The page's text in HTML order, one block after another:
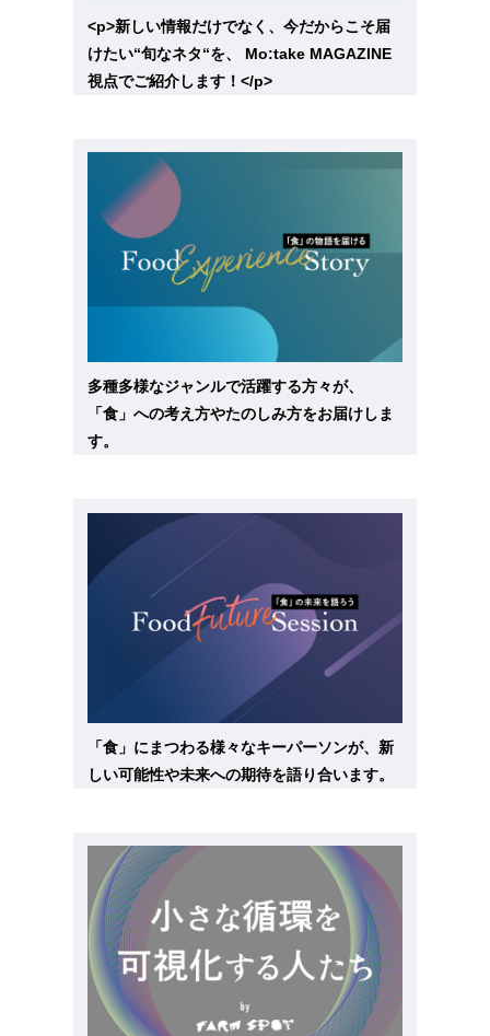
<p>新しい情報だけでなく、今だからこそ届
けたい“旬なネタ“を、 Mo:take MAGAZINE
視点でご紹介します！</p>
多種多様なジャンルで活躍する方々が、
「食」への考え方やたのしみ方をお届けしま
す。
「食」にまつわる様々なキーパーソンが、新
しい可能性や未来への期待を語り合います。